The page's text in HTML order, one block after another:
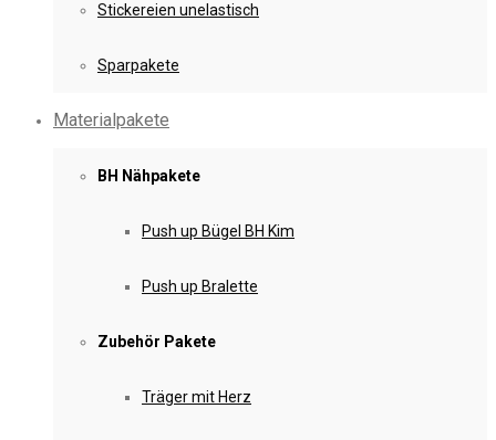
Stickereien unelastisch
Sparpakete
Materialpakete
BH Nähpakete
Push up Bügel BH Kim
Push up Bralette
Zubehör Pakete
Träger mit Herz